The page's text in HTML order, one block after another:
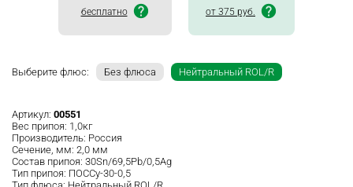
бесплатно от 375 руб.
Выберите флюс: Без флюса Нейтральный ROL/R
Артикул: 00551
Вес припоя: 1,0кг
Производитель: Россия
Сечение, мм: 2,0 мм
Состав припоя: 30Sn/69,5Pb/0,5Ag
Тип припоя: ПОССу-30-0,5